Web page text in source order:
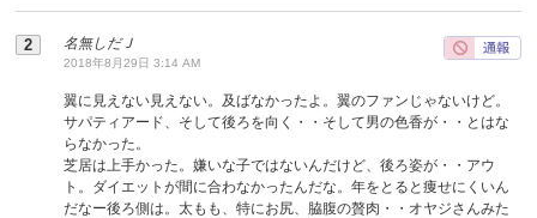
名無しだＪ
2018年8月29日 3:14 AM
翼に見えない見えない。及ばなかったよ。翼のファンじゃないけど。
サパティアード、そして後ろを向く・・そして男の色香が・・とはな
らなかった。
芝居は上手かった。嫌いな子ではないんだけど、後ろ姿が・・アウ
ト。ダイエットが間に合わなかったんだな。年をとると痩せにくいん
だなー後ろ側は。太もも、特にお尻、脇腹の贅肉・・オヤジさんみた